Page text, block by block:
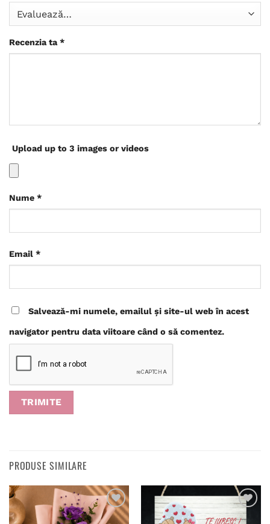
Recenzia ta*
Upload up to 3 images or videos
Nume *
Email *
Salvează-mi numele, emailul și site-ul web în acest
navigator pentru data viitoare când o să comentez.
PRODUSE SIMILARE
Adaugă
Adaugă